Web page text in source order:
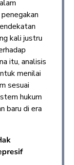
kali justru
itu, analisis
menilai
sesuai
hukum
baru di era